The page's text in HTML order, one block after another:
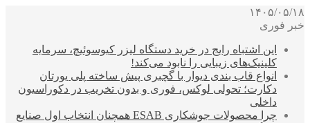
۱۴۰۵/۰۵/۱۸
خبر فوری
این اشتباه رایج در خرید دستگاه لیزر کیوسوئیچ، سرمایه
کلینیک‌های زیبایی را نابود می‌کند!
انواع قاب بندی دیوار با گچبری پیش ساخته پلی یورتان
دکارت؛ تحولی لوکس، فوری و بدون تخریب در دکوراسیون
داخلی
چرا محصولات جوشکاری ESAB همچنان انتخاب اول صنایع